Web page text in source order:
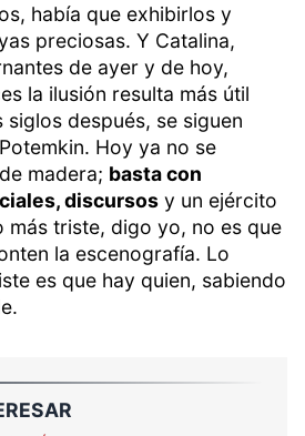
había que exhibirlos y
preciosas. Y Catalina,
de ayer y de hoy,
la ilusión resulta más útil
siglos después, se siguen
Hoy ya no se
madera; basta con
discursos y un ejército
más triste, digo yo, no es que
la escenografía. Lo
es que hay quien, sabiendo